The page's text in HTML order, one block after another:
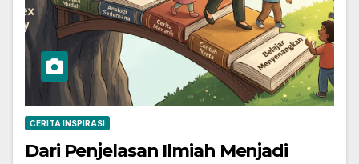
CERITA INSPIRASI
Dari Penjelasan Ilmiah Menjadi